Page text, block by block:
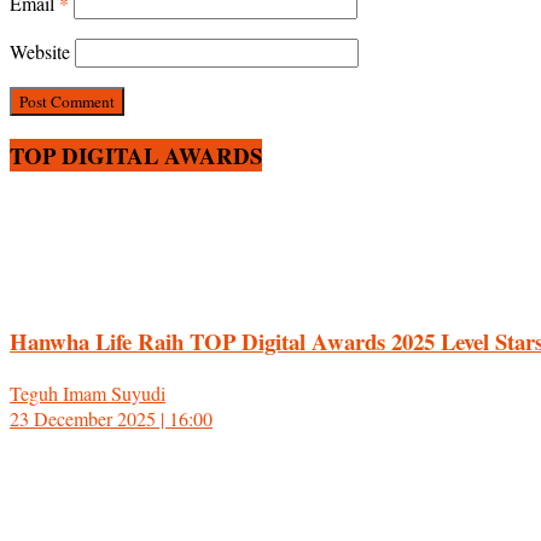
Website
TOP DIGITAL AWARDS
Hanwha Life Raih TOP Digital Awards 2025 Level
Teguh Imam Suyudi
23 December 2025 | 16:00